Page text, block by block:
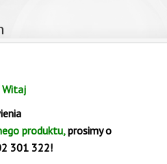
Witaj
produktu,prosimy o
301 322!